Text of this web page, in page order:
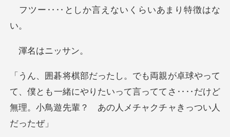
か言えないくらい
はニッ
、僕とも一緒にやりたいって言っててさ‥‥だけど
無理